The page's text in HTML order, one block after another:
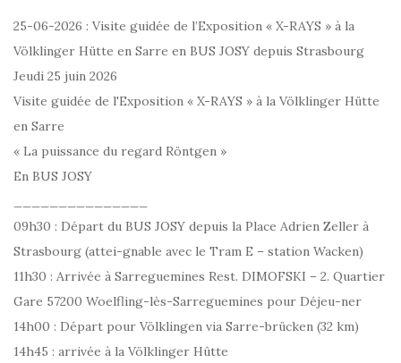
25-06-2026 : Visite guidée de l’Exposition « X-RAYS » à la
Völklinger Hütte en Sarre en BUS JOSY depuis Strasbourg
Jeudi 25 juin 2026
Visite guidée de l'Exposition « X-RAYS » à la Völklinger Hütte
en Sarre
« La puissance du regard Röntgen »
En BUS JOSY
09h30 : Départ du BUS JOSY depuis la Place Adrien Zeller à
Strasbourg (attei-gnable avec le Tram E – station Wacken)
11h30 : Arrivée à Sarreguemines Rest. DIMOFSKI – 2. Quartier
Gare 57200 Woelfling-lès-Sarreguemines pour Déjeu-ner
14h00 : Départ pour Völklingen via Sarre-brücken (32 km)
14h45 : arrivée à la Völklinger Hûtte